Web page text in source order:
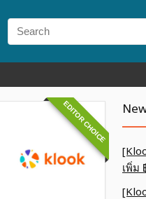
EDITOR CHOICE
เพิ่ม